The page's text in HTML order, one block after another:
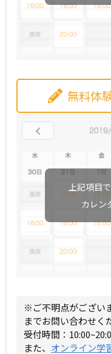
無料体
上記項目
カレン
※ご不明点がござい
までお問い合わせく
受付時間：
また、 オンライン学